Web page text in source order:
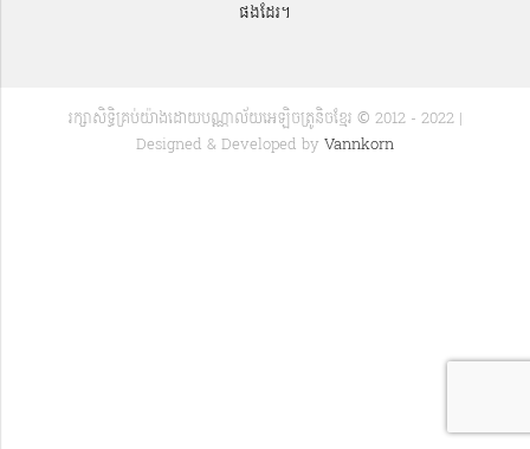
ផងដែរ។
រក្សាសិទ្ធិគ្រប់យ៉ាងដោយបណ្ណាល័យអេឡិចត្រូនិចខ្មែរ © 2012 - 2022 |
Designed & Developed by Vannkorn